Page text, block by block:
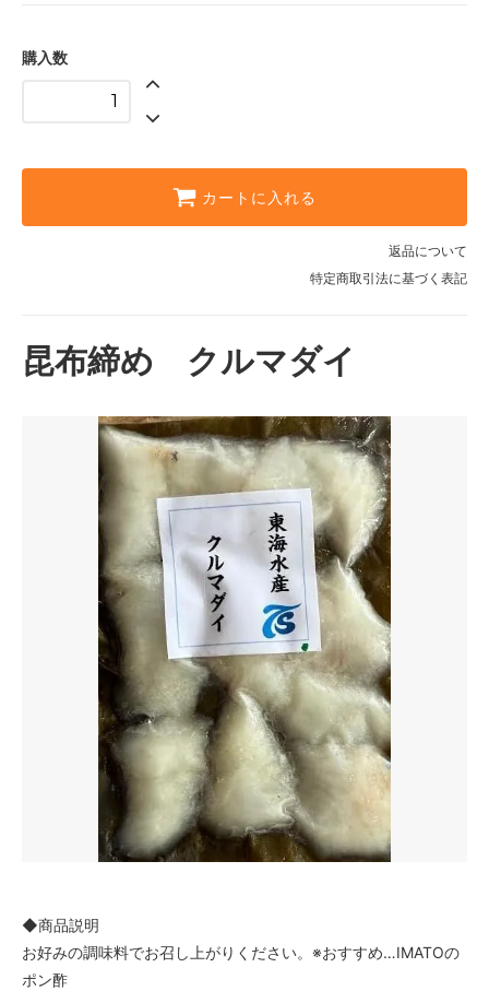
購入数
カートに入れる
返品について
特定商取引法に基づく表記
昆布締め クルマダイ
◆商品説明
お好みの調味料でお召し上がりください。※おすすめ…IMATOの
ポン酢